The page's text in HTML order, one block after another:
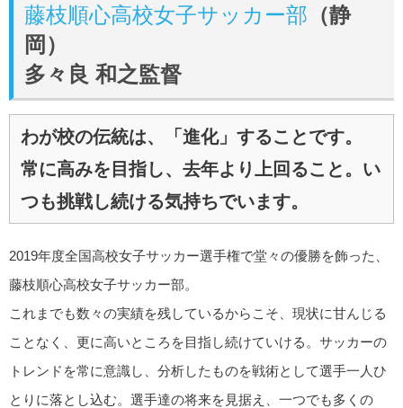
藤枝順心高校女子サッカー部 （静
岡）
多々良 和之監督
わが校の伝統は、「進化」することです。
常に高みを目指し、去年より上回ること。い
つも挑戦し続ける気持ちでいます。
2019年度全国高校女子サッカー選手権で堂々の優勝を飾った、
藤枝順心高校女子サッカー部。
これまでも数々の実績を残しているからこそ、現状に甘んじる
ことなく、更に高いところを目指し続けていける。サッカーの
トレンドを常に意識し、分析したものを戦術として選手一人ひ
とりに落とし込む。選手達の将来を見据え、一つでも多くの